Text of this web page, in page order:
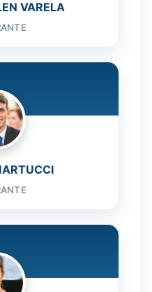
VARELA